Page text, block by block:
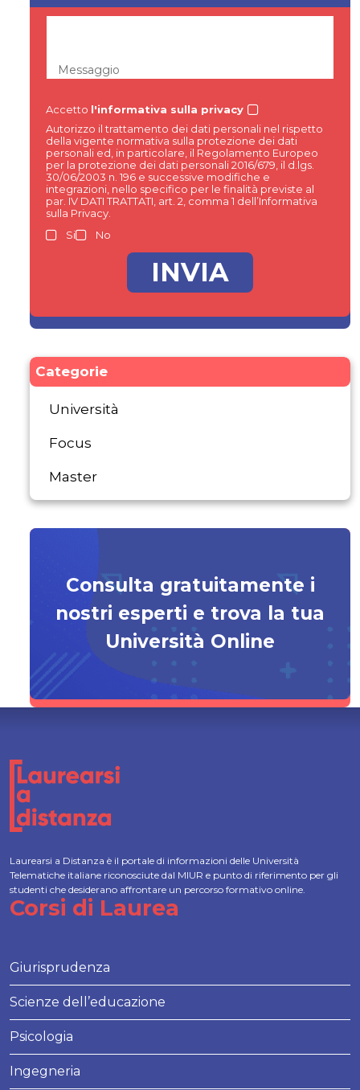
Messaggio
Accetto l'informativa sulla privacy
Autorizzo il trattamento dei dati personali nel rispetto
della vigente normativa sulla protezione dei dati
personali ed, in particolare, il Regolamento Europeo
per la protezione dei dati personali 2016/679, il d.lgs.
30/06/2003 n. 196 e successive modifiche e
integrazioni, nello specifico per le finalità previste al
par. IV DATI TRATTATI, art. 2, comma 1 dell’Informativa
sulla Privacy.
Si
No
Categorie
Università
Focus
Master
Consulta gratuitamente i
nostri esperti e trova la tua
Università Online
Laurearsi a Distanza è il portale di informazioni delle Università
Telematiche italiane riconosciute dal MIUR e punto di riferimento per gli
studenti che desiderano affrontare un percorso formativo online.
Corsi di Laurea
Giurisprudenza
Scienze dell’educazione
Psicologia
Ingegneria